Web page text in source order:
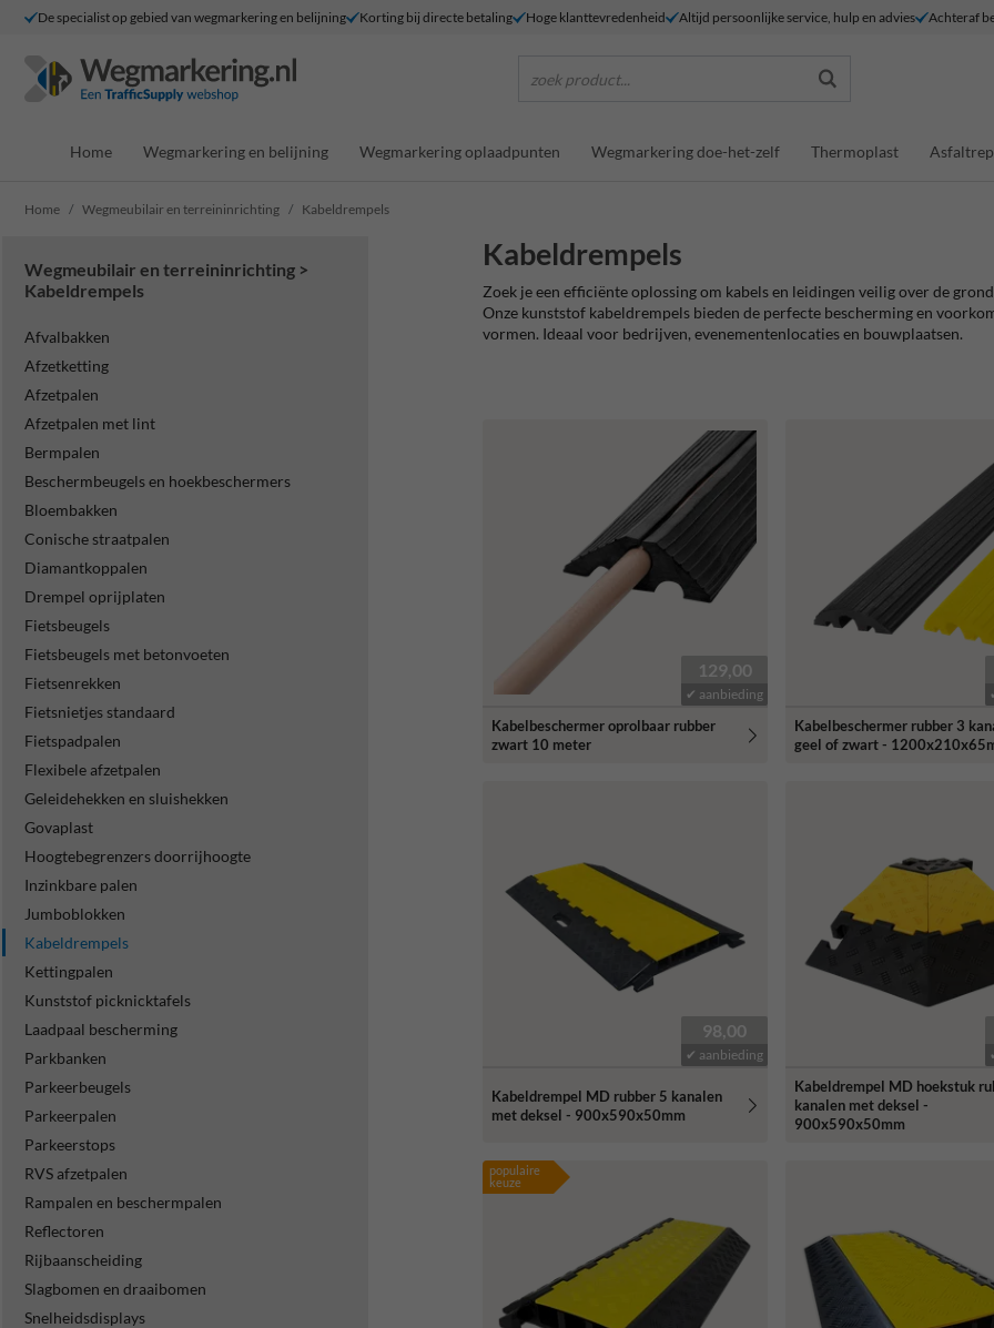
De specialist op gebied van wegmarkering en belijning Korting bij directe betaling Hoge klanttevredenheid Altijd persoonlijke service, hulp en advies Achteraf
zoek product...
Home Wegmarkering en belijning Wegmarkering oplaadpunten Wegmarkering doe-het-zelf Thermoplast
Home Wegmeubilair en terreininrichting Kabeldrempels
Wegmeubilair en terreininrichting >
Kabeldrempels
Afvalbakken
Afzetketting
Afzetpalen
Afzetpalen met lint
Bermpalen
Beschermbeugels en hoekbeschermers
Bloembakken
Conische straatpalen
Diamantkoppalen
Drempel oprijplaten
Fietsbeugels
Fietsbeugels met betonvoeten
Fietsenrekken
Fietsnietjes standaard
Fietspadpalen
Flexibele afzetpalen
Geleidehekken en sluishekken
Govaplast
Hoogtebegrenzers doorrijhoogte
Inzinkbare palen
Jumboblokken
Kabeldrempels
Kettingpalen
Kunststof picknicktafels
Laadpaal bescherming
Parkbanken
Parkeerbeugels
Parkeerpalen
Parkeerstops
RVS afzetpalen
Rampalen en beschermpalen
Reflectoren
Rijbaanscheiding
Slagbomen en draaibomen
Snelheidsdisplays
Kabeldrempels
Zoek je een efficiënte oplossing om kabels en leidingen veilig over de
Onze kunststof kabeldrempels bieden de perfecte bescherming en
vormen. Ideaal voor bedrijven, evenementenlocaties en bouwplaatsen.
129,00
✔ aanbieding
Kabelbeschermer oprolbaar rubber
zwart 10 meter
Kabelbeschermer rubber 3
geel of zwart -
98,00
✔ aanbieding
Kabeldrempel MD rubber 5 kanalen
met deksel - 900x590x50mm
Kabeldrempel MD hoekstuk
kanalen met deksel -
900x590x50mm
populaire
keuze